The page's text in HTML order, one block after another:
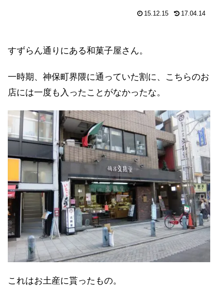
15.12.15 17.04.14
すずらん通りにある和菓子屋さん。
一時期、神保町界隈に通っていた割に、こちらのお
店には一度も入ったことがなかったな。
これはお土産に貰ったもの。